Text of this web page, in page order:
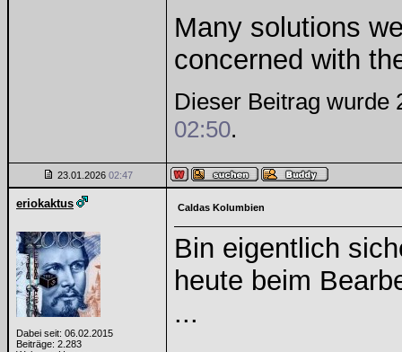
Many solutions
concerned with
Dieser Beitrag wurde
02:50.
23.01.2026 02:47
eriokaktus
Dabei seit: 06.02.2015
Beiträge: 2.283
Caldas Kolumbien
Bin eigentlich
heute beim
...